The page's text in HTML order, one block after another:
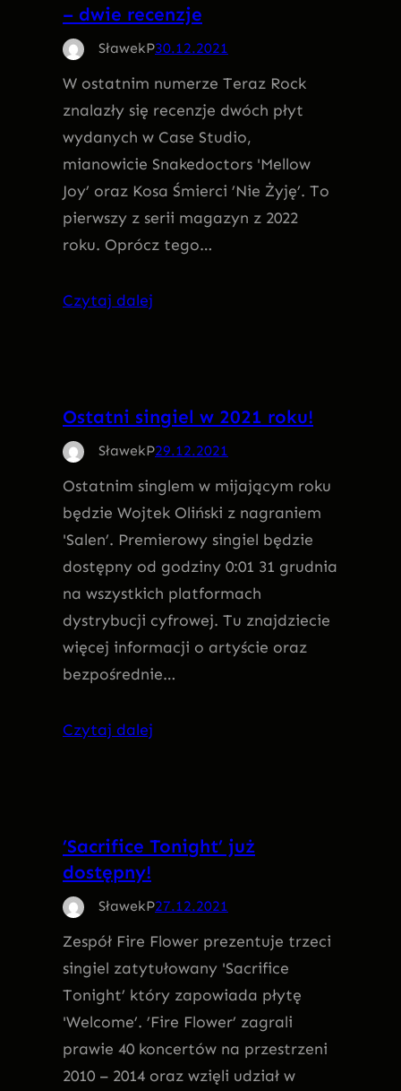
– dwie recenzje
SławekP30.12.2021
W ostatnim numerze Teraz Rock
znalazły się recenzje dwóch płyt
wydanych w Case Studio,
mianowicie Snakedoctors 'Mellow
Joy’ oraz Kosa Śmierci ’Nie Żyję’. To
pierwszy z serii magazyn z 2022
roku. Oprócz tego…
Czytaj dalej
Ostatni singiel w 2021 roku!
SławekP29.12.2021
Ostatnim singlem w mijającym roku
będzie Wojtek Oliński z nagraniem
'Salen’. Premierowy singiel będzie
dostępny od godziny 0:01 31 grudnia
na wszystkich platformach
dystrybucji cyfrowej. Tu znajdziecie
więcej informacji o artyście oraz
bezpośrednie…
Czytaj dalej
’Sacrifice Tonight’ już
dostępny!
SławekP27.12.2021
Zespół Fire Flower prezentuje trzeci
singiel zatytułowany 'Sacrifice
Tonight’ który zapowiada płytę
'Welcome’. ’Fire Flower’ zagrali
prawie 40 koncertów na przestrzeni
2010 – 2014 oraz wzięli udział w